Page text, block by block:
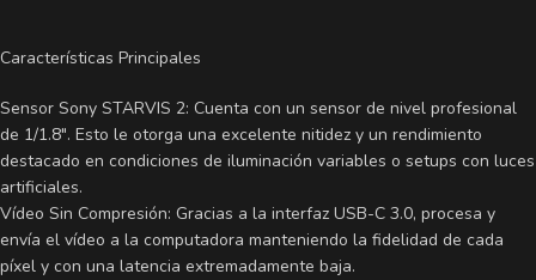
Características Principales
Sensor Sony STARVIS 2: Cuenta con un sensor de nivel profesional
de 1/1.8″. Esto le otorga una excelente nitidez y un rendimiento
destacado en condiciones de iluminación variables o setups con luces
artificiales.
Vídeo Sin Compresión: Gracias a la interfaz USB-C 3.0, procesa y
envía el vídeo a la computadora manteniendo la fidelidad de cada
píxel y con una latencia extremadamente baja.